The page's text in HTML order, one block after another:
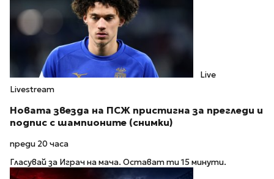
Live
Livestream
Новата звезда на ПСЖ пристигна за прегледи и
подпис с шампионите (снимки)
преди 20 часа
Гласувай за Играч на мача. Остават ти 15 минути.